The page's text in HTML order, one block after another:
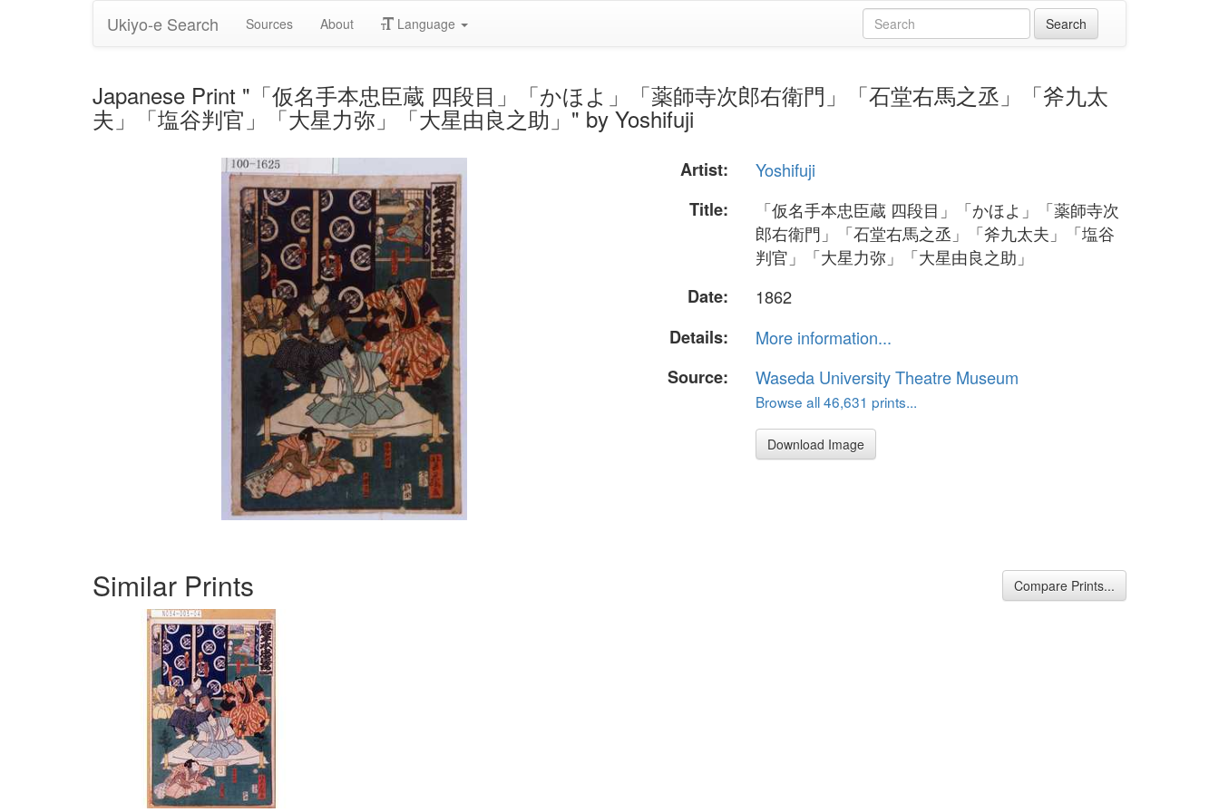
Ukiyo-e Search Sources About Language
Japanese Print "「仮名手本忠臣蔵 四段目」「かほよ」「薬師寺次郎右衛門」「石堂右馬之丞」「斧九太
夫」「塩谷判官」「大星力弥」「大星由良之助」" by Yoshifuji
Artist:
Yoshifuji
Title:
「仮名手本忠臣蔵 四段目」「かほよ」「薬師寺次
郎右衛門」「石堂右馬之丞」「斧九太夫」「塩谷
判官」「大星力弥」「大星由良之助」
Date:
1862
Details:
More information...
Source:
Waseda University Theatre Museum
Browse all 46,631 prints...
Download Image
Similar Prints Compare Prints...